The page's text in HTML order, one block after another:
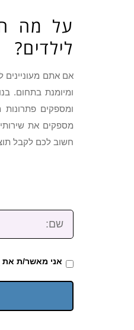
על מה
לילדים?
אם אתם
ומיומנת בתחום.
ומספקים
מספקים את
חשוב לכם לקבל
שם:
אני מאשר/ת את